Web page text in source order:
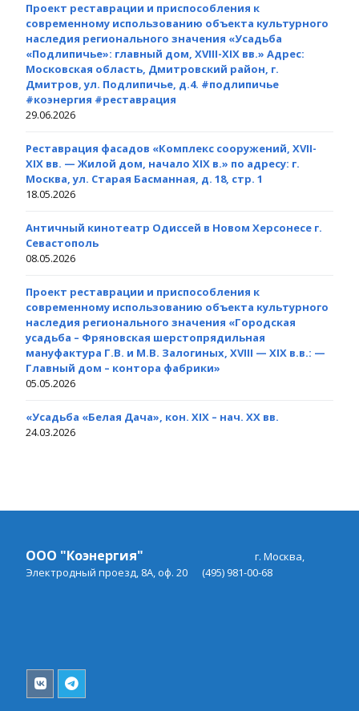
Проект реставрации и приспособления к
современному использованию объекта культурного
наследия регионального значения «Усадьба
«Подлипичье»: главный дом, XVIII-XIX вв.» Адрес:
Московская область, Дмитровский район, г.
Дмитров, ул. Подлипичье, д.4. #подлипичье
#коэнергия #реставрация
29.06.2026
Реставрация фасадов «Комплекс сооружений, XVII-
XIX вв. — Жилой дом, начало XIX в.» по адресу: г.
Москва, ул. Старая Басманная, д. 18, стр. 1
18.05.2026
Античный кинотеатр Одиссей в Новом Херсонесе г.
Севастополь
08.05.2026
Проект реставрации и приспособления к
современному использованию объекта культурного
наследия регионального значения «Городская
усадьба – Фряновская шерстопрядильная
мануфактура Г.В. и М.В. Залогиных, XVIII — XIX в.в.: —
Главный дом – контора фабрики»
05.05.2026
«Усадьба «Белая Дача», кон. XIX – нач. XX вв.
24.03.2026
ООО "Коэнергия"
г. Москва,
Электродный проезд, 8А, оф. 20
(495) 981-00-68